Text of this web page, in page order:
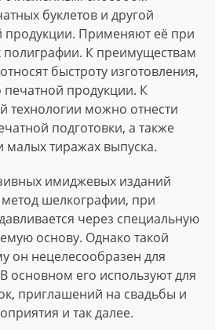
буклетов и другой
продукции. Применяют её при
К преимуществам
быстроту изготовления,
печатной продукции. К
технологии можно отнести
подготовки, а также
малых тиражах выпуска.
имиджевых изданий
шелкографии, при
через специальную
основу. Однако такой
он нецелесообразен для
основном его используют для
приглашений на свадьбы и
и так далее.